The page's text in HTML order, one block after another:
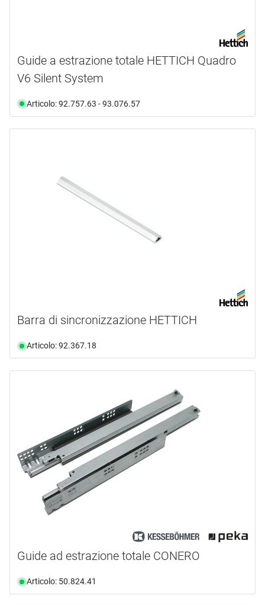
Guide a estrazione totale HETTICH Quadro
V6 Silent System
Articolo: 92.757.63 - 93.076.57
Barra di sincronizzazione HETTICH
Articolo: 92.367.18
Guide ad estrazione totale CONERO
Articolo: 50.824.41